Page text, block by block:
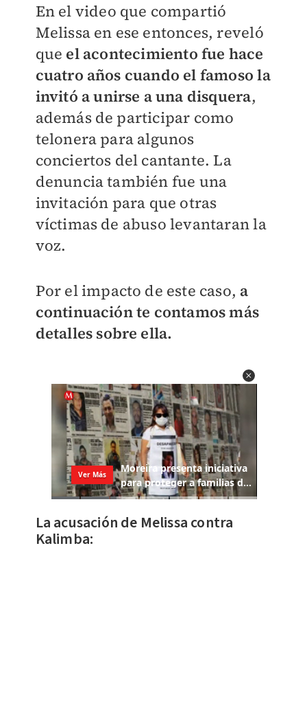
En el video que compartió
Melissa en ese entonces, reveló
que el acontecimiento fue hace
cuatro años cuando el famoso la
invitó a unirse a una disquera,
además de participar como
telonera para algunos
conciertos del cantante. La
denuncia también fue una
invitación para que otras
víctimas de abuso levantaran la
voz.
Por el impacto de este caso, a
continuación te contamos más
detalles sobre ella.
La acusación de Melissa contra
Kalimba: